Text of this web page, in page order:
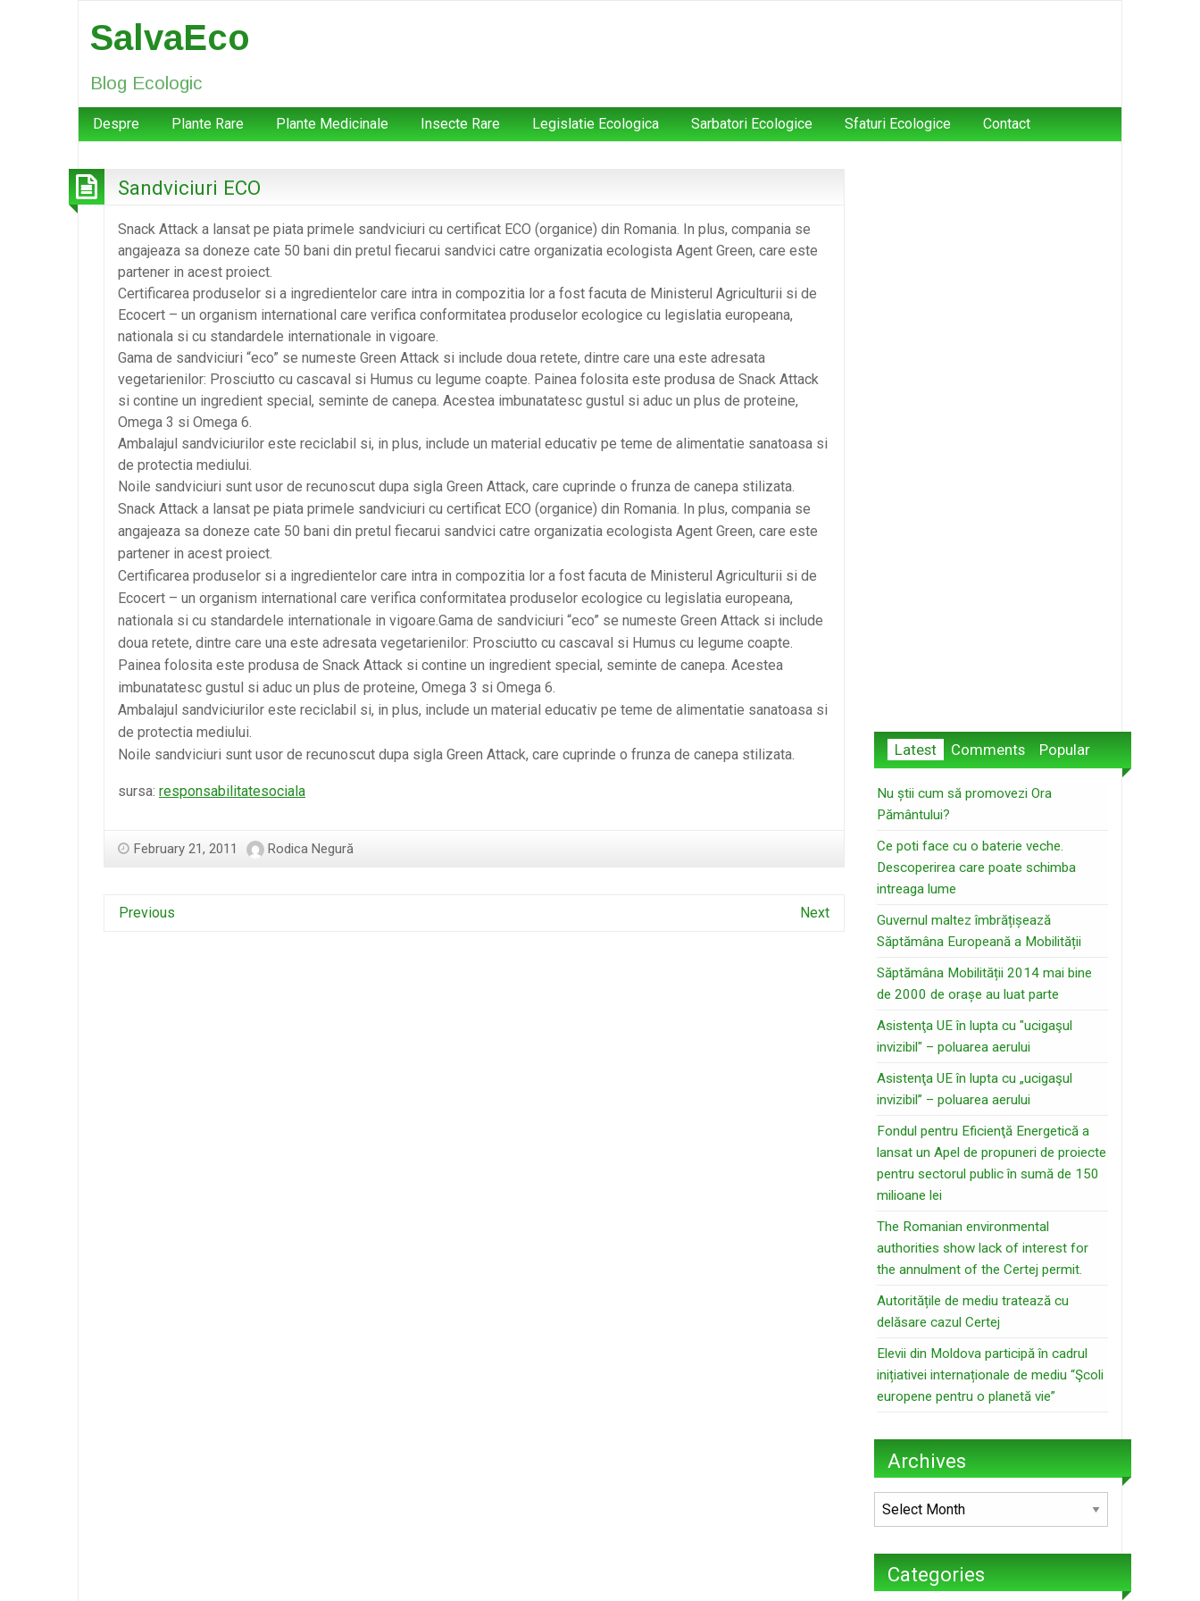
SalvaEco
Blog Ecologic
Despre Plante Rare Plante Medicinale Insecte Rare Legislatie Ecologica Sarbatori Ecologice Sfaturi Ecologice Contact
Sandviciuri ECO
Snack Attack a lansat pe piata primele sandviciuri cu certificat ECO (organice) din Romania. In plus, compania se
angajeaza sa doneze cate 50 bani din pretul fiecarui sandvici catre organizatia ecologista Agent Green, care este
partener in acest proiect.
Certificarea produselor si a ingredientelor care intra in compozitia lor a fost facuta de Ministerul Agriculturii si de
Ecocert – un organism international care verifica conformitatea produselor ecologice cu legislatia europeana,
nationala si cu standardele internationale in vigoare.
Gama de sandviciuri “eco” se numeste Green Attack si include doua retete, dintre care una este adresata
vegetarienilor: Prosciutto cu cascaval si Humus cu legume coapte. Painea folosita este produsa de Snack Attack
si contine un ingredient special, seminte de canepa. Acestea imbunatatesc gustul si aduc un plus de proteine,
Omega 3 si Omega 6.
Ambalajul sandviciurilor este reciclabil si, in plus, include un material educativ pe teme de alimentatie sanatoasa si
de protectia mediului.
Noile sandviciuri sunt usor de recunoscut dupa sigla Green Attack, care cuprinde o frunza de canepa stilizata.
Snack Attack a lansat pe piata primele sandviciuri cu certificat ECO (organice) din Romania. In plus, compania se
angajeaza sa doneze cate 50 bani din pretul fiecarui sandvici catre organizatia ecologista Agent Green, care este
partener in acest proiect.
Certificarea produselor si a ingredientelor care intra in compozitia lor a fost facuta de Ministerul Agriculturii si de
Ecocert – un organism international care verifica conformitatea produselor ecologice cu legislatia europeana,
nationala si cu standardele internationale in vigoare.Gama de sandviciuri “eco” se numeste Green Attack si include
doua retete, dintre care una este adresata vegetarienilor: Prosciutto cu cascaval si Humus cu legume coapte.
Painea folosita este produsa de Snack Attack si contine un ingredient special, seminte de canepa. Acestea
imbunatatesc gustul si aduc un plus de proteine, Omega 3 si Omega 6.
Ambalajul sandviciurilor este reciclabil si, in plus, include un material educativ pe teme de alimentatie sanatoasa si
de protectia mediului.
Noile sandviciuri sunt usor de recunoscut dupa sigla Green Attack, care cuprinde o frunza de canepa stilizata.
sursa: responsabilitatesociala
February 21, 2011 Rodica Negură
Previous Next
Latest Comments Popular
Nu știi cum să promovezi Ora
Pământului?
Ce poti face cu o baterie veche.
Descoperirea care poate schimba
intreaga lume
Guvernul maltez îmbrățișează
Săptămâna Europeană a Mobilității
Săptămâna Mobilității 2014 mai bine
de 2000 de orașe au luat parte
Asistenţa UE în lupta cu "ucigaşul
invizibil" – poluarea aerului
Asistenţa UE în lupta cu „ucigaşul
invizibil” – poluarea aerului
Fondul pentru Eficienţă Energetică a
lansat un Apel de propuneri de proiecte
pentru sectorul public în sumă de 150
milioane lei
The Romanian environmental
authorities show lack of interest for
the annulment of the Certej permit.
Autoritățile de mediu tratează cu
delăsare cazul Certej
Elevii din Moldova participă în cadrul
inițiativei internaționale de mediu “Şcoli
europene pentru o planetă vie”
Archives
Archives
Categories